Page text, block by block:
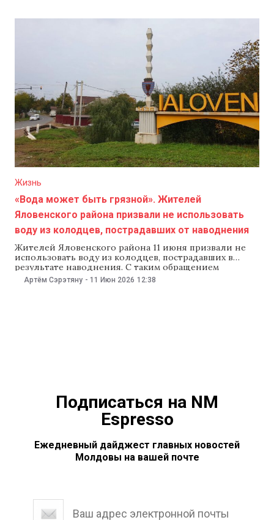
Жизнь
«Вода может быть грязной». Жителей
Яловенского района призвали не использовать
воду из колодцев, пострадавших от наводнения
Жителей Яловенского района 11 июня призвали не
использовать воду из колодцев, пострадавших в
результате наводнения. С таким обращением
выступил районный совет Яловен, сославшись на
рекомендации Центра общественного здоровья
Артём Сэрэтяну - 11 Июн 2026 12:38
Подписаться на NM
Espresso
Ежедневный дайджест главных новостей
Молдовы на вашей почте